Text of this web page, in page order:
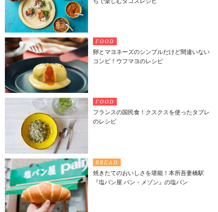
FOOD
卵とマヨネーズのシンプルだけど間違いない
コンビ！ウフマヨのレシピ
FOOD
フランスの国民食！クスクスを使ったタブレ
のレシピ
BREAD
焼きたてのおいしさを堪能！本所吾妻橋駅
『塩パン屋 パン・メゾン』の塩パン